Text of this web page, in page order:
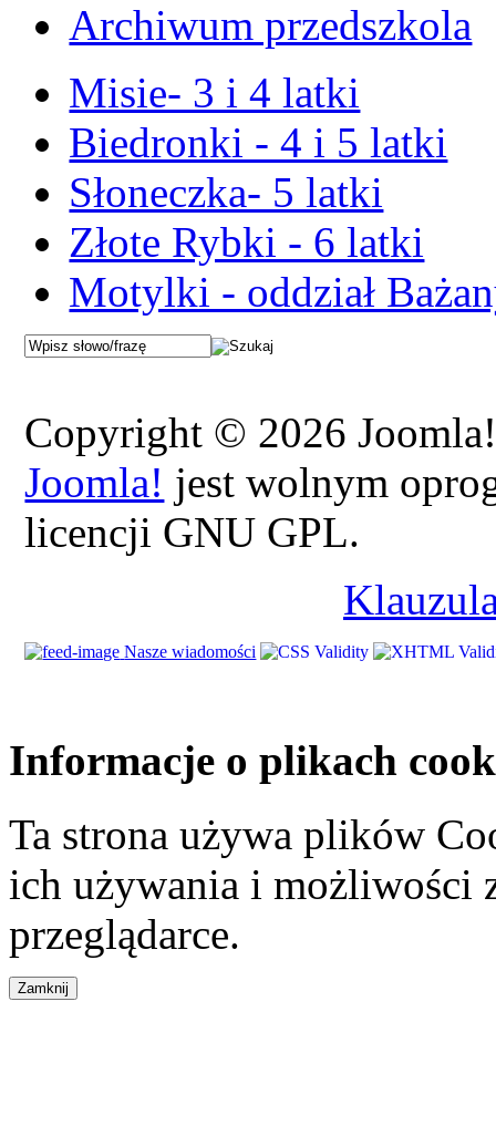
Archiwum przedszkola
Misie- 3 i 4 latki
Biedronki - 4 i 5 latki
Słoneczka- 5 latki
Złote Rybki - 6 latki
Motylki - oddział
Copyright © 2026
Joomla! jest wolnym
licencji GNU GPL.
Nasze wiadomości
Informacje o plikach
Ta strona używa plików
ich używania i możliwości
przeglądarce.